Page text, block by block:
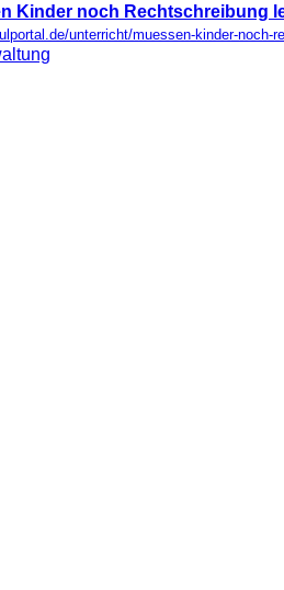
Kinder noch Rechtschreibung
unterricht/muessen-kinder-noch-